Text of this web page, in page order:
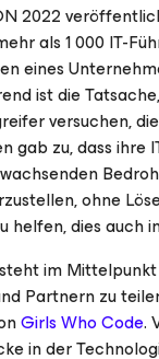
2022
als 1 000 IT-
eines
ist die
versuchen,
gab zu, dass
ohne
helfen, dies auch
im
Partnern zu
Girls Who Code.
in der